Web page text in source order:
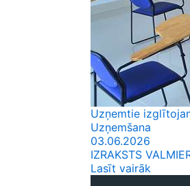
Uzņemtie
Uzņemšana
03.06.2026
IZRAKSTS
Lasīt vairāk